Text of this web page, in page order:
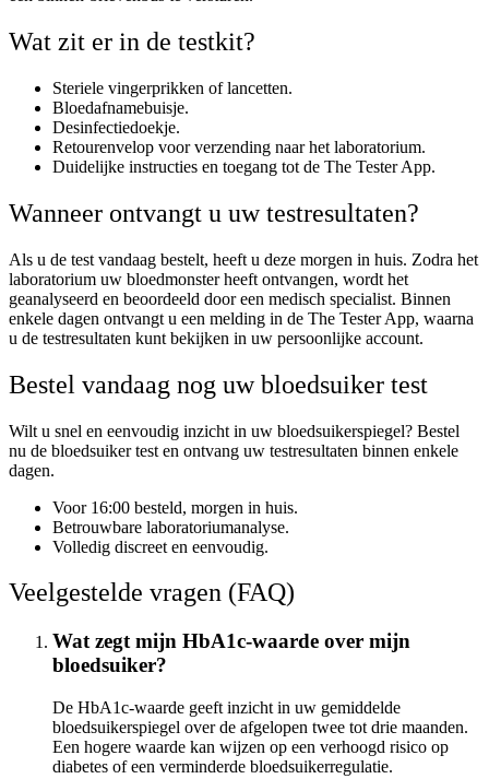
Wat zit er in de testkit?
Steriele vingerprikken of lancetten.
Bloedafnamebuisje.
Desinfectiedoekje.
Retourenvelop voor verzending naar het laboratorium.
Duidelijke instructies en toegang tot de The Tester App.
Wanneer ontvangt u uw testresultaten?
Als u de test vandaag bestelt, heeft u deze morgen in huis. Zodra het
laboratorium uw bloedmonster heeft ontvangen, wordt het
geanalyseerd en beoordeeld door een medisch specialist. Binnen
enkele dagen ontvangt u een melding in de The Tester App, waarna
u de testresultaten kunt bekijken in uw persoonlijke account.
Bestel vandaag nog uw bloedsuiker test
Wilt u snel en eenvoudig inzicht in uw bloedsuikerspiegel? Bestel
nu de bloedsuiker test en ontvang uw testresultaten binnen enkele
dagen.
Voor 16:00 besteld, morgen in huis.
Betrouwbare laboratoriumanalyse.
Volledig discreet en eenvoudig.
Veelgestelde vragen (FAQ)
Wat zegt mijn HbA1c-waarde over mijn
bloedsuiker?
De HbA1c-waarde geeft inzicht in uw gemiddelde
bloedsuikerspiegel over de afgelopen twee tot drie maanden.
Een hogere waarde kan wijzen op een verhoogd risico op
diabetes of een verminderde bloedsuikerregulatie.